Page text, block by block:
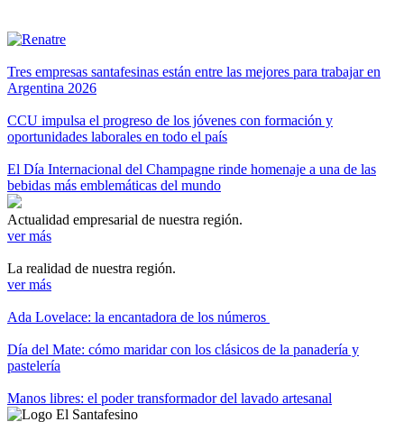
Tres empresas santafesinas están entre las mejores para trabajar en
Argentina 2026
CCU impulsa el progreso de los jóvenes con formación y
oportunidades laborales en todo el país
El Día Internacional del Champagne rinde homenaje a una de las
bebidas más emblemáticas del mundo
Actualidad empresarial de nuestra región.
ver más
La realidad de nuestra región.
ver más
Ada Lovelace: la encantadora de los números
Día del Mate: cómo maridar con los clásicos de la panadería y
pastelería
Manos libres: el poder transformador del lavado artesanal